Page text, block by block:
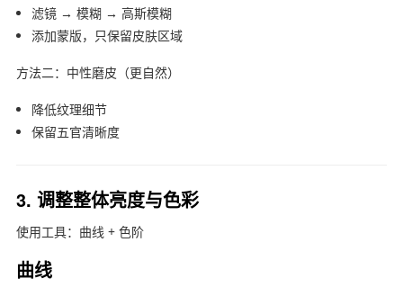
滤镜 → 模糊 → 高斯模糊
添加蒙版，只保留皮肤区域
方法二：中性磨皮（更自然）
降低纹理细节
保留五官清晰度
3. 调整整体亮度与色彩
使用工具：曲线 + 色阶
曲线